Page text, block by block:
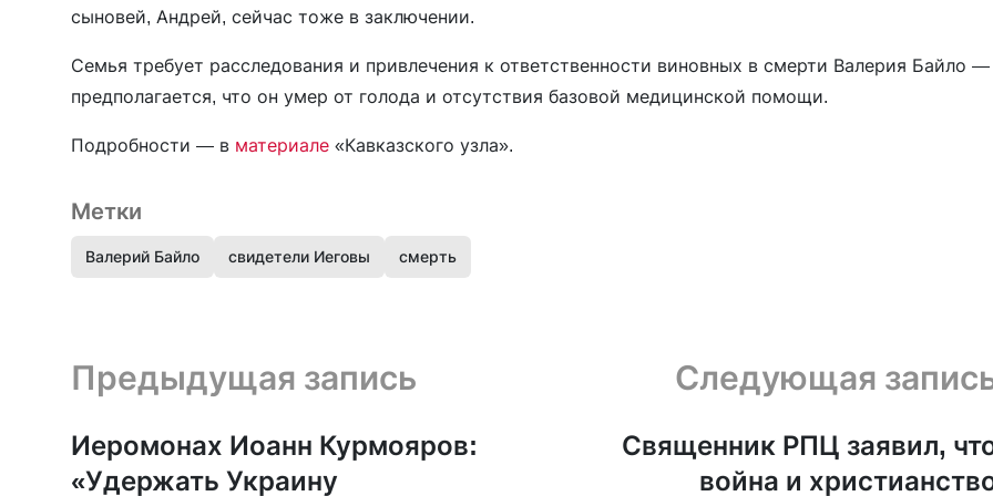
сыновей, Андрей, сейчас тоже в заключении.
Семья требует расследования и привлечения к ответственности виновных в смерти Валерия Байло —
предполагается, что он умер от голода и отсутствия базовой медицинской помощи.
Подробности — в материале «Кавказского узла».
Метки
Валерий Байло свидетели Иеговы смерть
Предыдущая запись и следующая запись
Предыдущая запись
Иеромонах Иоанн Курмояров:
«Удержать Украину
Следующая
Священник РПЦ заявил,
война и